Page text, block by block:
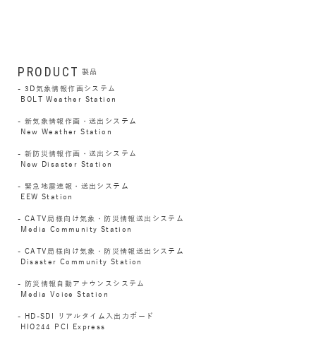
PRODUCT 製品
3D気象情報作画システム
BOLT Weather Station
新気象情報作画・送出システム
New Weather Station
新防災情報作画・送出システム
New Disaster Station
緊急地震速報・送出システム
EEW Station
CATV局様向け気象・防災情報送出システム
Media Community Station
CATV局様向け気象・防災情報送出システム
Disaster Community Station
防災情報自動アナウンスシステム
Media Voice Station
HD-SDI リアルタイム入出力ボード
HIO244 PCI Express